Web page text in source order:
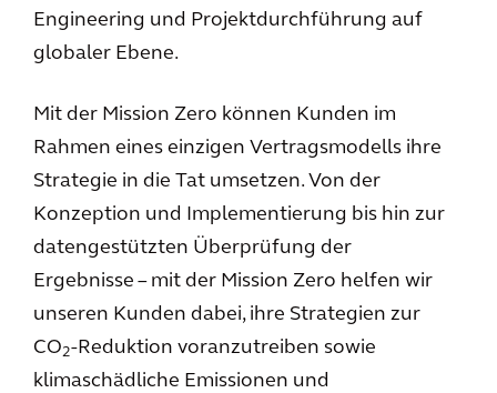
Engineering und Projektdurchführung auf
globaler Ebene.
Mit der Mission Zero können Kunden im
Rahmen eines einzigen Vertragsmodells ihre
Strategie in die Tat umsetzen. Von der
Konzeption und Implementierung bis hin zur
datengestützten Überprüfung der
Ergebnisse – mit der Mission Zero helfen wir
unseren Kunden dabei, ihre Strategien zur
CO2-Reduktion voranzutreiben sowie
klimaschädliche Emissionen und